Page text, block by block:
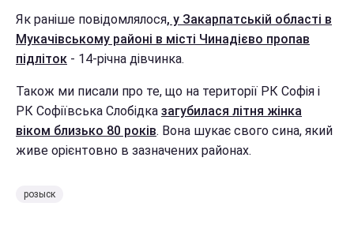
Як раніше повідомлялося, у Закарпатській області в
Мукачівському районі в місті Чинадієво пропав
підліток - 14-річна дівчинка.
Також ми писали про те, що на території РК Софія і
РК Софіївська Слобідка загубилася літня жінка
віком близько 80 років. Вона шукає свого сина, який
живе орієнтовно в зазначених районах.
розыск